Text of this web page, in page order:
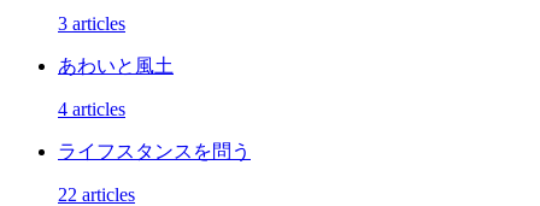
3 articles
あわいと風土
4 articles
ライフスタンスを問う
22 articles